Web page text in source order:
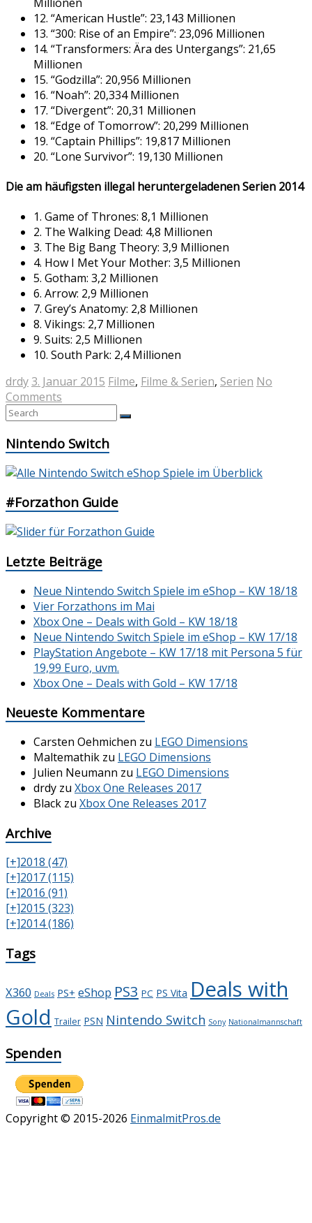
12. “American Hustle”: 23,143 Millionen
13. “300: Rise of an Empire”: 23,096 Millionen
14. “Transformers: Ära des Untergangs”: 21,65
Millionen
15. “Godzilla”: 20,956 Millionen
16. “Noah”: 20,334 Millionen
17. “Divergent”: 20,31 Millionen
18. “Edge of Tomorrow”: 20,299 Millionen
19. “Captain Phillips”: 19,817 Millionen
20. “Lone Survivor”: 19,130 Millionen
Die am häufigsten illegal heruntergeladenen Serien 2014
1. Game of Thrones: 8,1 Millionen
2. The Walking Dead: 4,8 Millionen
3. The Big Bang Theory: 3,9 Millionen
4. How I Met Your Mother: 3,5 Millionen
5. Gotham: 3,2 Millionen
6. Arrow: 2,9 Millionen
7. Grey’s Anatomy: 2,8 Millionen
8. Vikings: 2,7 Millionen
9. Suits: 2,5 Millionen
10. South Park: 2,4 Millionen
drdy3. Januar 2015 Filme, Filme & Serien, Serien No
Comments
Nintendo Switch
#Forzathon Guide
Letzte Beiträge
Neue Nintendo Switch Spiele im eShop – KW 18/18
Vier Forzathons im Mai
Xbox One – Deals with Gold – KW 18/18
Neue Nintendo Switch Spiele im eShop – KW 17/18
PlayStation Angebote – KW 17/18 mit Persona 5 für
19,99 Euro, uvm.
Xbox One – Deals with Gold – KW 17/18
Neueste Kommentare
Carsten Oehmichen zu LEGO Dimensions
Maltemathik zu LEGO Dimensions
Julien Neumann zu LEGO Dimensions
drdy zu Xbox One Releases 2017
Black zu Xbox One Releases 2017
Archive
[+]2018 (47)
[+]2017 (115)
[+]2016 (91)
[+]2015 (323)
[+]2014 (186)
Tags
X360 Deals PS+ eShop PS3 PC PS Vita Deals with
Gold Trailer PSN Nintendo Switch Sony Nationalmannschaft
Spenden
Copyright © 2015-2026 EinmalmitPros.de